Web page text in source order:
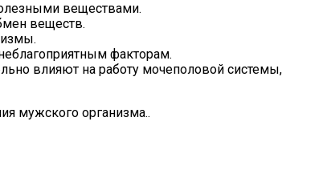
веществами.
веществ.
факторам.
влияют на работу мочеполовой системы,
мужского организма..